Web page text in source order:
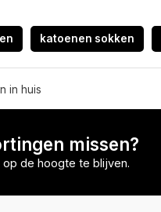
katoenen sokken
in huis
missen?
de hoogte te blijven.